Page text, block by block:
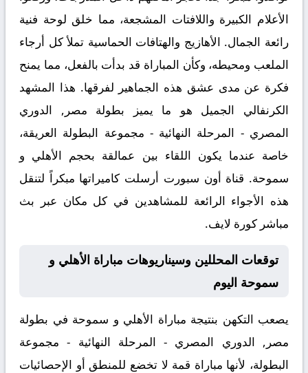
الأعلام الكبيرة واللافتات المشجعة، مما خلق لوحة فنية
رائعة الجمال. الأهازيج والهتافات الحماسية تملأ كل أرجاء
الملعب ومحيطه، وكأن المباراة قد بدأت بالفعل، مما يمنح
فكرة عن مدى عشق هذه الجماهير لفرقها. هذا المشهد
الكرنفالي الجميل هو ما يميز بطولة مصر, الدوري
المصري - المرحلة النهائية - مجموعة البطولة العريقة،
خاصة عندما يكون اللقاء بين عمالقة بحجم الأهلي و
سموحة. قناة أون سبورت أرسلت كاميراتها مبكراً لتنقل
هذه الأجواء الرائعة للمشاهدين في كل مكان عبر بث
مباشر كورة لايف.
توقعات المحللين وسيناريوهات مباراة الأهلي و
سموحة اليوم
يصعب التكهن بنتيجة مباراة الأهلي و سموحة في بطولة
مصر, الدوري المصري - المرحلة النهائية - مجموعة
البطولة، لأنها مباراة قمة لا تخضع للمنطق أو الإحصائيات